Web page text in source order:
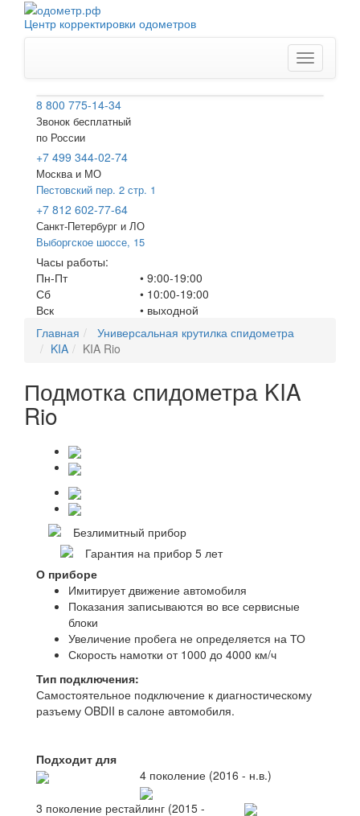
Центр корректировки одометров
Меню
8 800 775-14-34
Звонок бесплатный
по России
+7 499 344-02-74
Москва и МО
Пестовский пер. 2 стр. 1
+7 812 602-77-64
Санкт-Петербург и ЛО
Выборгское шоссе, 15
Часы работы:
Пн-Пт
Сб
Вск
• 9:00-19:00
• 10:00-19:00
• выходной
Главная
Универсальная крутилка спидометра
KIA
KIA Rio
Подмотка спидометра KIA
Rio
Безлимитный прибор
Гарантия на прибор 5 лет
О приборе
Имитирует движение автомобиля
Показания записываются во все сервисные
блоки
Увеличение пробега не определяется на ТО
Скорость намотки от 1000 до 4000 км/ч
Тип подключения:
Самостоятельное подключение к диагностическому
разъему OBDII в салоне автомобиля.
Подходит для
4 поколение (2016 - н.в.)
3 поколение рестайлинг (2015 -